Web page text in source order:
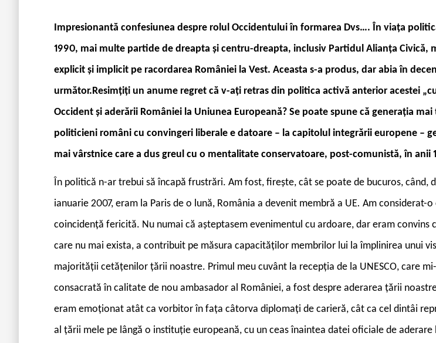
Impresionantă confesiunea despre rolul Occidentului în formarea Dvs…. În viața
1990, mai multe partide de dreapta și centru-dreapta, inclusiv Partidul Alianța Civică,
explicit și implicit pe racordarea României la Vest. Aceasta s-a produs, dar abia în
următor.Resimțiți un anume regret că v-ați retras din politica activă anterior acestei
Occident și aderării României la Uniunea Europeană? Se poate spune că generația mai
politicieni români cu convingeri liberale e datoare – la capitolul integrării europene –
mai vârstnice care a dus greul cu o mentalitate conservatoare, post-comunistă, în anii
În politică n-ar trebui să încapă frustrări. Am fost, firește, cât se poate de bucuros, când,
ianuarie 2007, eram la Paris de o lună, România a devenit membră a UE. Am considerat-o
coincidență fericită. Nu numai că așteptasem evenimentul cu ardoare, dar eram convins
care nu mai exista, a contribuit pe măsura capacităților membrilor lui la împlinirea unui
majorității cetățenilor țării noastre. Primul meu cuvânt la recepția de la UNESCO, care
consacrată în calitate de nou ambasador al României, a fost despre aderarea țării
eram emoționat atât ca vorbitor în fața câtorva diplomați de carieră, cât ca cel dintâi
al țării mele pe lângă o instituție europeană, cu un ceas înaintea datei oficiale de aderare